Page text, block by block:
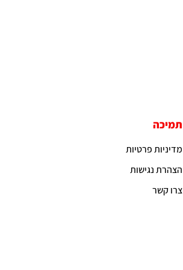
תמיכה
מדיניות פרטיות
הצהרת נגישות
צרו קשר